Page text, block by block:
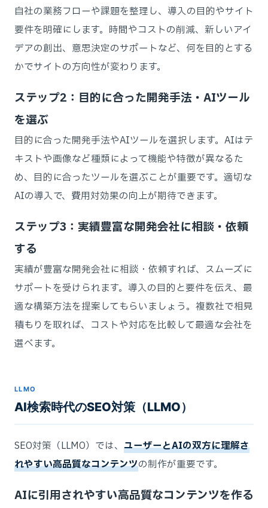
自社の業務フローや課題を整理し、導入の目的やサイト
要件を明確にします。時間やコストの削減、新しいアイ
デアの創出、意思決定のサポートなど、何を目的とする
かでサイトの方向性が変わります。
ステップ2：目的に合った開発手法・AIツール
を選ぶ
目的に合った開発手法やAIツールを選択します。AIはテ
キストや画像など種類によって機能や特徴が異なるた
め、目的に合ったツールを選ぶことが重要です。適切な
AIの導入で、費用対効果の向上が期待できます。
ステップ3：実績豊富な開発会社に相談・依頼
する
実績が豊富な開発会社に相談・依頼すれば、スムーズに
サポートを受けられます。導入の目的と要件を伝え、最
適な構築方法を提案してもらいましょう。複数社で相見
積もりを取れば、コストや対応を比較して最適な会社を
選べます。
LLMO
AI検索時代のSEO対策（LLMO）
SEO対策（LLMO）では、 ユーザーとAIの双方に理解さ
れやすい高品質なコンテンツの制作が重要です。
AIに引用されやすい高品質なコンテンツを作る